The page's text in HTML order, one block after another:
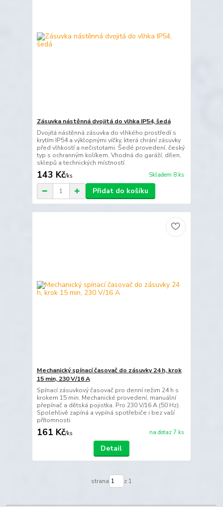
Zásuvka nástěnná dvojitá do vlhka IP54, šedá
Dvojitá nástěnná zásuvka do vlhkého prostředí s
krytím IP54 a výklopnými víčky, která chrání zásuvky
před vlhkostí a nečistotami. Šedé provedení, český
typ s ochranným kolíkem. Vhodná do garáží, dílen,
sklepů a technických místností.
143 Kč/ks Skladem 8 ks
Přidat do košíku
Mechanický spínací časovač do zásuvky 24 h, krok
15 min, 230 V/16 A
Spínací zásuvkový časovač pro denní režim 24 h s
krokem 15 min. Mechanické provedení, manuální
přepínač a dětská pojistka. Pro 230 V/16 A (50 Hz).
Spolehlivě zapíná a vypíná spotřebiče i bez vaší
přítomnosti.
161 Kč/ks na dotaz 7 ks
Detail
strana z 1